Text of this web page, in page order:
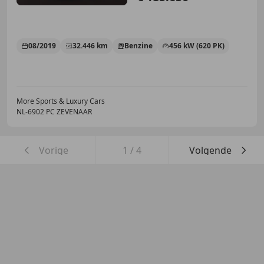
08/2019 32.446 km Benzine 456 kW (620 PK)
More Sports & Luxury Cars
NL-6902 PC ZEVENAAR
Vorige 1 /4 Volgende